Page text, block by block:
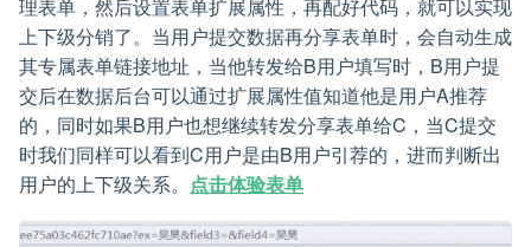
理表单，然后设置表单扩展属性，再配好代码，就可以实现
上下级分销了。当用户提交数据再分享表单时，会自动生成
其专属表单链接地址，当他转发给B用户填写时，B用户提
交后在数据后台可以通过扩展属性值知道他是用户A推荐
的，同时如果B用户也想继续转发分享表单给C，当C提交
时我们同样可以看到C用户是由B用户引荐的，进而判断出
用户的上下级关系。 点击体验表单